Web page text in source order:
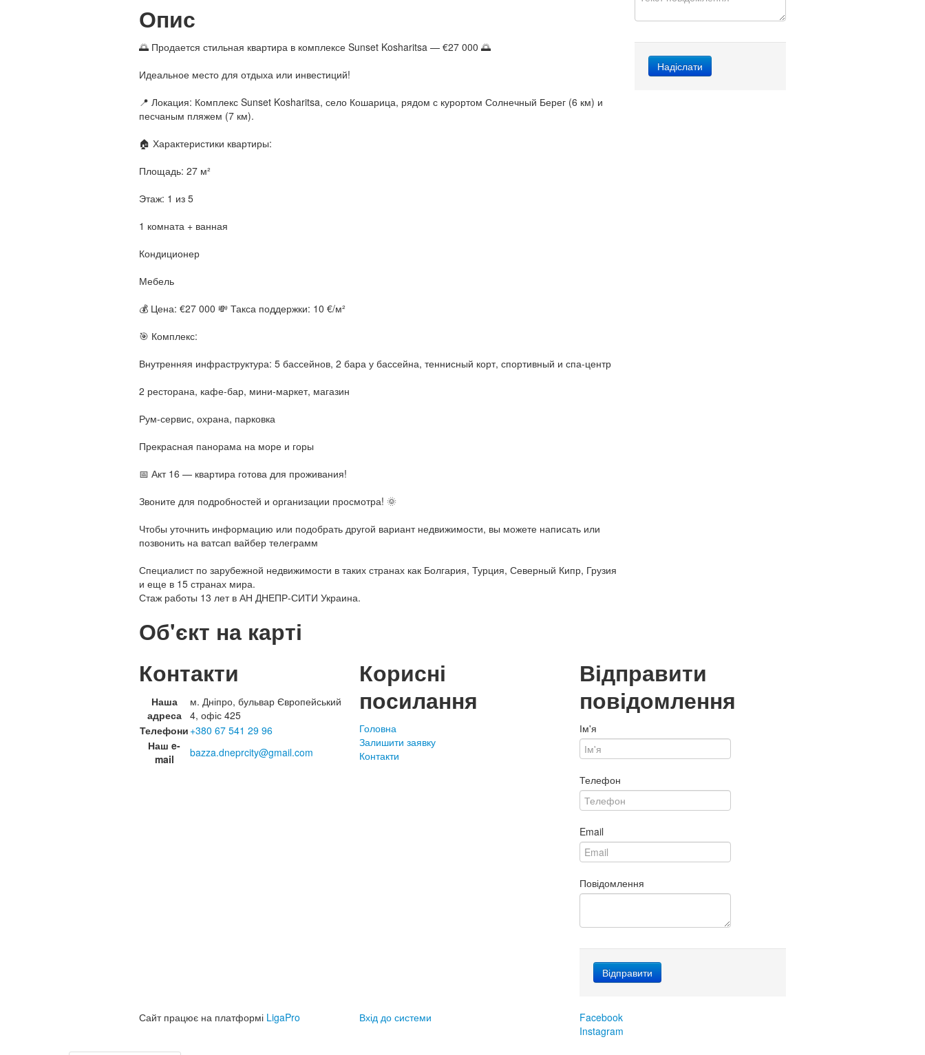
Опис
🌅 Продается стильная квартира в комплексе Sunset Kosharitsa — €27 000 🌅
Идеальное место для отдыха или инвестиций!
📍 Локация: Комплекс Sunset Kosharitsa, село Кошарица, рядом с курортом Солнечный Берег (6 км) и
песчаным пляжем (7 км).
🏠 Характеристики квартиры:
Площадь: 27 м²
Этаж: 1 из 5
1 комната + ванная
Кондиционер
Мебель
💰 Цена: €27 000 💸 Такса поддержки: 10 €/м²
🎯 Комплекс:
Внутренняя инфраструктура: 5 бассейнов, 2 бара у бассейна, теннисный корт, спортивный и спа-центр
2 ресторана, кафе-бар, мини-маркет, магазин
Рум-сервис, охрана, парковка
Прекрасная панорама на море и горы
📅 Акт 16 — квартира готова для проживания!
Звоните для подробностей и организации просмотра! 🌞
Чтобы уточнить информацию или подобрать другой вариант недвижимости, вы можете написать или
позвонить на ватсап вайбер телеграмм
Специалист по зарубежной недвижимости в таких странах как Болгария, Турция, Северный Кипр, Грузия
и еще в 15 странах мира.
Стаж работы 13 лет в АН ДНЕПР-СИТИ Украина.
Об'єкт на карті
Контакти
Наша
адреса
м. Дніпро, бульвар Європейський
4, офіс 425
Телефони +380 67 541 29 96
Наш e-
mail
bazza.dneprcity@gmail.com
Корисні
посилання
Головна
Залишити заявку
Контакти
Відправити
повідомлення
Ім'я
Телефон
Email
Повідомлення
Сайт працює на платформі LigaPro Вхід до системи
Facebook
Instagram